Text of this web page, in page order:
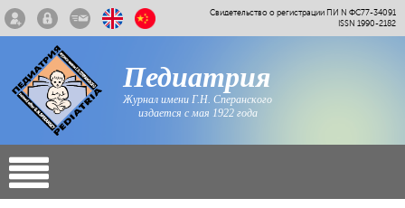
Свидетельство о регистрации ПИ N ФС77-34091
ISSN 1990-2182
Педиатрия
Журнал имени Г.Н. Сперанского
издается с мая 1922 года